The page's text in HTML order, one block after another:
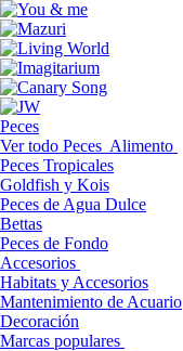
Peces
Ver todo Peces Alimento
Peces Tropicales
Goldfish y Kois
Peces de Agua Dulce
Bettas
Peces de Fondo
Accesorios
Habitats y Accesorios
Mantenimiento de Acuario
Decoración
Marcas populares